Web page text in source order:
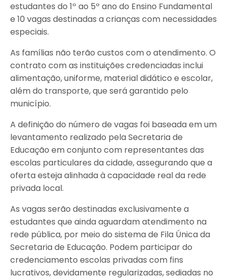
estudantes do 1º ao 5º ano do Ensino Fundamental
e 10 vagas destinadas a crianças com necessidades
especiais.
As famílias não terão custos com o atendimento. O
contrato com as instituições credenciadas inclui
alimentação, uniforme, material didático e escolar,
além do transporte, que será garantido pelo
município.
A definição do número de vagas foi baseada em um
levantamento realizado pela Secretaria de
Educação em conjunto com representantes das
escolas particulares da cidade, assegurando que a
oferta esteja alinhada à capacidade real da rede
privada local.
As vagas serão destinadas exclusivamente a
estudantes que ainda aguardam atendimento na
rede pública, por meio do sistema de Fila Única da
Secretaria de Educação. Podem participar do
credenciamento escolas privadas com fins
lucrativos, devidamente regularizadas, sediadas no